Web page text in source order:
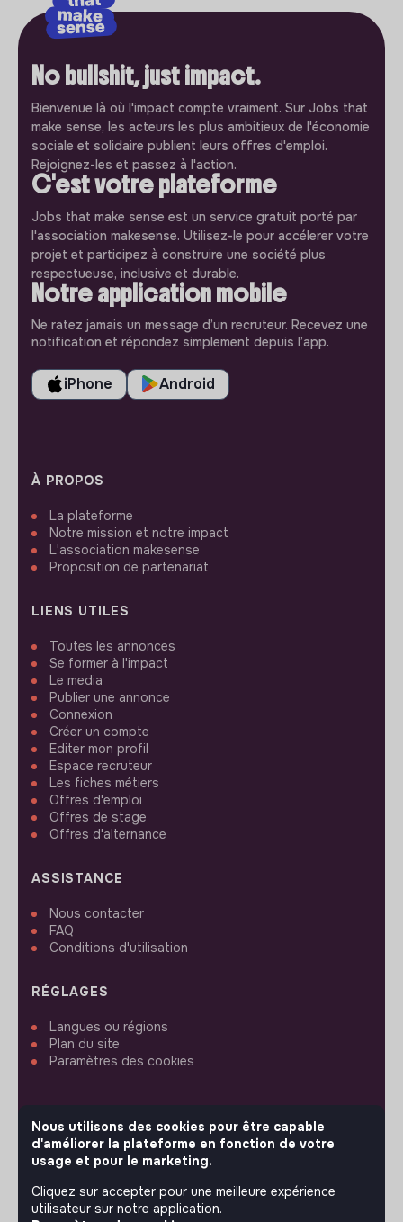
No bullshit, just impact.
Bienvenue là où l'impact compte vraiment. Sur Jobs that
make sense, les acteurs les plus ambitieux de l'économie
sociale et solidaire publient leurs offres d'emploi.
Rejoignez-les et passez à l'action.
C'est votre plateforme
Jobs that make sense est un service gratuit porté par
l'association makesense. Utilisez-le pour accélerer votre
projet et participez à construire une société plus
respectueuse, inclusive et durable.
Notre application mobile
Ne ratez jamais un message d’un recruteur. Recevez une
notification et répondez simplement depuis l’app.
iPhone Android
À PROPOS
La plateforme
Notre mission et notre impact
L'association makesense
Proposition de partenariat
LIENS UTILES
Toutes les annonces
Se former à l'impact
Le media
Publier une annonce
Connexion
Créer un compte
Editer mon profil
Espace recruteur
Les fiches métiers
Offres d'emploi
Offres de stage
Offres d'alternance
ASSISTANCE
Nous contacter
FAQ
Conditions d'utilisation
RÉGLAGES
Langues ou régions
Plan du site
Paramètres des cookies
SUIVEZ-NOUS
Nous utilisons des cookies pour être capable
d'améliorer la plateforme en fonction de votre
usage et pour le marketing.
Cliquez sur accepter pour une meilleure expérience
utilisateur sur notre application.